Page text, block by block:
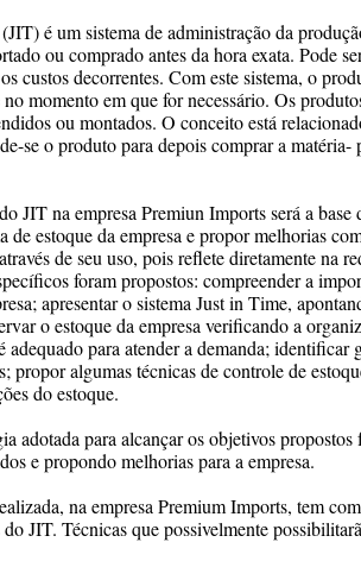
é um sistema de administração da
ou comprado antes da hora exata. Pode
custos decorrentes. Com este sistema, o
momento em que for necessário. Os
ou montados. O conceito está
se o produto para depois comprar a
JIT na empresa Premiun Imports será a
de estoque da empresa e propor melhorias
de seu uso, pois reflete diretamente na
foram propostos: compreender a
apresentar o sistema Just in Time,
o estoque da empresa verificando a
adequado para atender a demanda; identificar
propor algumas técnicas de controle de
do estoque.
adotada para alcançar os objetivos
e propondo melhorias para a empresa.
na empresa Premium Imports, tem
JIT. Técnicas que possivelmente